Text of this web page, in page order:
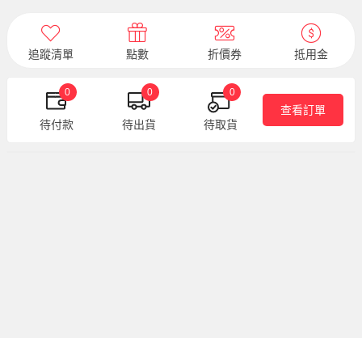
追蹤清單 點數 折價券 抵用金
0
待付款
0
待出貨
0
待取貨
查看訂單